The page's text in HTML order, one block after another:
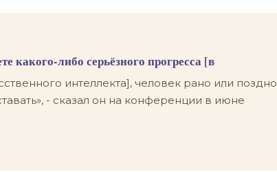
какого-либо серьёзного прогресса [в
интеллекта], человек рано или поздно
- сказал он на конференции в июне